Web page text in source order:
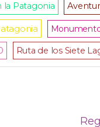
la Patagonia
Ruta de los Siete